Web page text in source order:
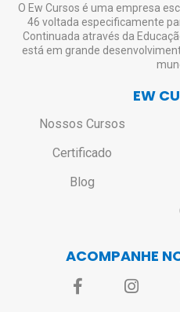
O Ew Cursos é uma empresa
46 voltada especificamente
Continuada através da
está em grande
EW
Nossos Cursos
Certificado
Blog
ACOMPANHE